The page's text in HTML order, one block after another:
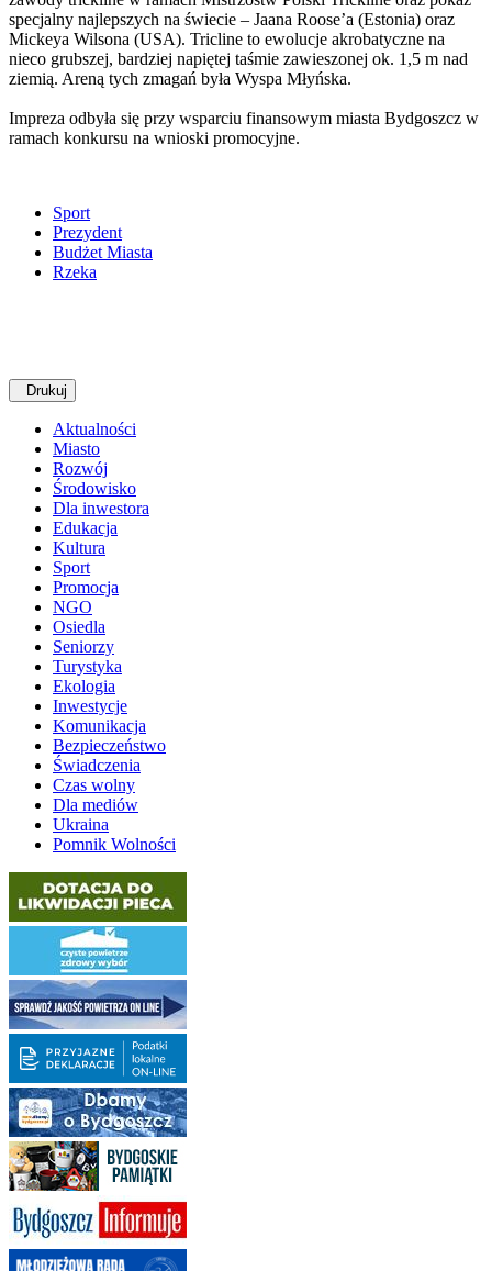
specjalny najlepszych na świecie – Jaana Roose’a (Estonia) oraz
Mickeya Wilsona (USA). Tricline to ewolucje akrobatyczne na
nieco grubszej, bardziej napiętej taśmie zawieszonej ok. 1,5 m nad
ziemią. Areną tych zmagań była Wyspa Młyńska.
Impreza odbyła się przy wsparciu finansowym miasta Bydgoszcz w
ramach konkursu na wnioski promocyjne.
Sport
Prezydent
Budżet Miasta
Rzeka
Drukuj
Aktualności
Miasto
Rozwój
Środowisko
Dla inwestora
Edukacja
Kultura
Sport
Promocja
NGO
Osiedla
Seniorzy
Turystyka
Ekologia
Inwestycje
Komunikacja
Bezpieczeństwo
Świadczenia
Czas wolny
Dla mediów
Ukraina
Pomnik Wolności